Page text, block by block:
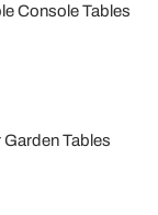
Console Tables
Tables